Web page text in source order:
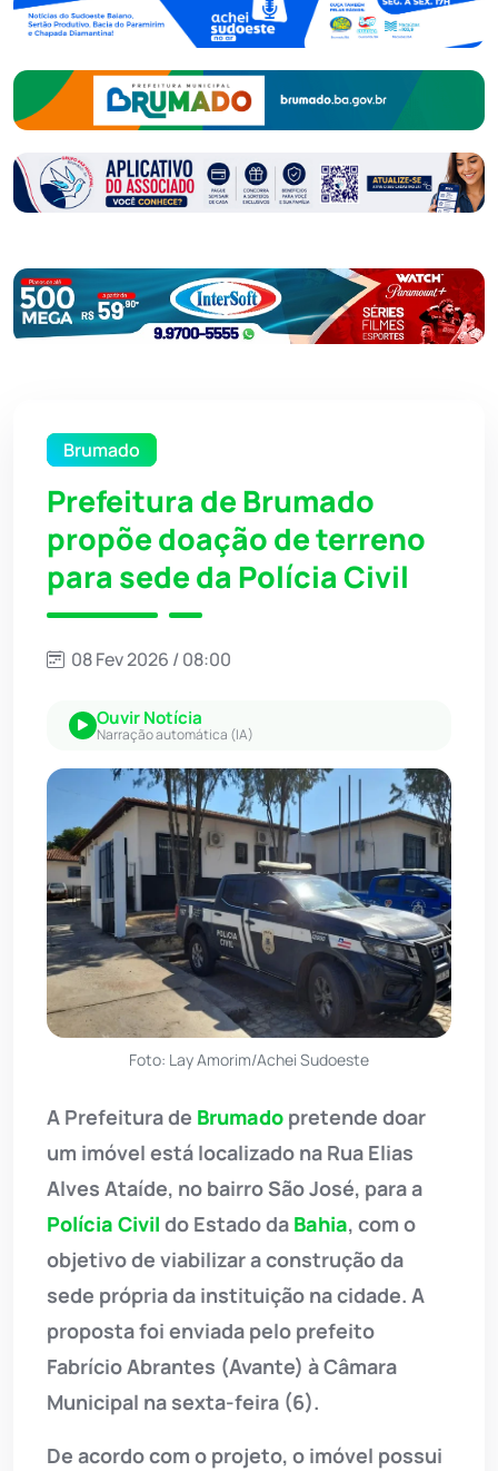
Brumado
Prefeitura de Brumado
propõe doação de terreno
para sede da Polícia Civil
08 Fev 2026 / 08:00
Ouvir Notícia
Narração automática (IA)
Foto: Lay Amorim/Achei Sudoeste
A Prefeitura de Brumado pretende doar
um imóvel está localizado na Rua Elias
Alves Ataíde, no bairro São José, para a
Polícia Civil do Estado da Bahia, com o
objetivo de viabilizar a construção da
sede própria da instituição na cidade. A
proposta foi enviada pelo prefeito
Fabrício Abrantes (Avante) à Câmara
Municipal na sexta-feira (6).
De acordo com o projeto, o imóvel possui